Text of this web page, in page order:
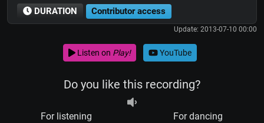
DURATION Contributor access
Update: 2013-07-10 00:00
Listen on Play! YouTube
Do you like this recording?
For listening For dancing